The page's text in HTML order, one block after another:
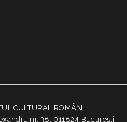
CULTURAL ROMÂN
nr. 38, 011824 București,